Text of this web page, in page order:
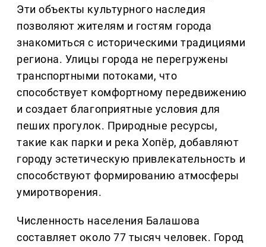
Эти объекты культурного наследия
позволяют жителям и гостям города
знакомиться с историческими традициями
региона. Улицы города не перегружены
транспортными потоками, что
способствует комфортному передвижению
и создает благоприятные условия для
пеших прогулок. Природные ресурсы,
такие как парки и река Хопёр, добавляют
городу эстетическую привлекательность и
способствуют формированию атмосферы
умиротворения.
Численность населения Балашова
составляет около 77 тысяч человек. Город